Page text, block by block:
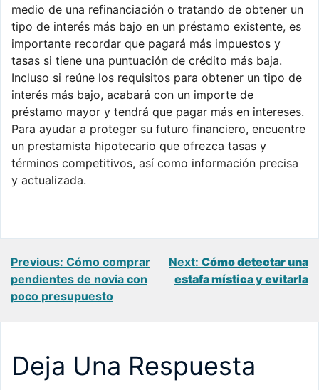
medio de una refinanciación o tratando de obtener un
tipo de interés más bajo en un préstamo existente, es
importante recordar que pagará más impuestos y
tasas si tiene una puntuación de crédito más baja.
Incluso si reúne los requisitos para obtener un tipo de
interés más bajo, acabará con un importe de
préstamo mayor y tendrá que pagar más en intereses.
Para ayudar a proteger su futuro financiero, encuentre
un prestamista hipotecario que ofrezca tasas y
términos competitivos, así como información precisa
y actualizada.
Navegación
de
entradas
Previous: Cómo comprar
pendientes de novia con
poco presupuesto
Next: Cómo detectar una
estafa mística y evitarla
Deja Una Respuesta